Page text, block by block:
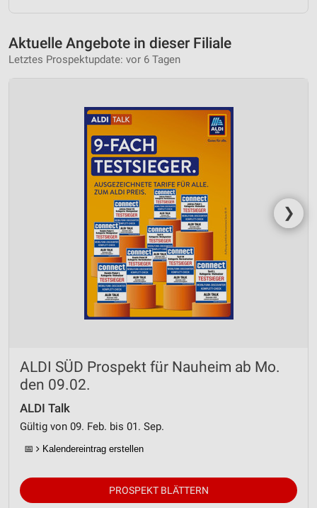
Aktuelle Angebote in dieser Filiale
Letztes Prospektupdate: vor 6 Tagen
❯
ALDI SÜD Prospekt für Nauheim ab Mo.
den 09.02.
ALDI Talk
Gültig von 09. Feb. bis 01. Sep.
📅 Kalendereintrag erstellen
PROSPEKT BLÄTTERN